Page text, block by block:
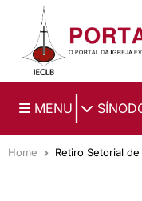
Ir para o conteúdo
MENU
Home Retiro Setorial